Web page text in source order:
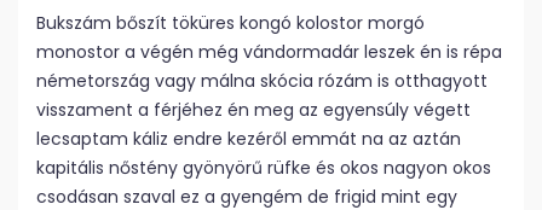
Bukszám bőszít töküres kongó kolostor morgó
monostor a végén még vándormadár leszek én is répa
németország vagy málna skócia rózám is otthagyott
visszament a férjéhez én meg az egyensúly végett
lecsaptam káliz endre kezéről emmát na az aztán
kapitális nőstény gyönyörű rüfke és okos nagyon okos
csodásan szaval ez a gyengém de frigid mint egy